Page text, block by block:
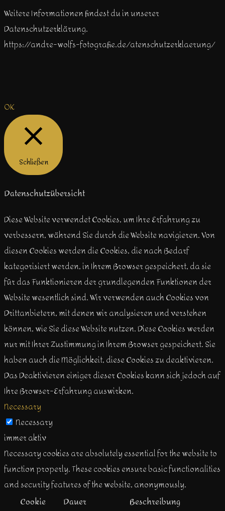
Weitere Informationen findest du in unserer
Datenschutzerklärung.
https://andre-wolfs-fotografie.de/atenschutzerklaerung/
OK
Schließen
Datenschutzübersicht
Diese Website verwendet Cookies, um Ihre Erfahrung zu
verbessern, während Sie durch die Website navigieren. Von
diesen Cookies werden die Cookies, die nach Bedarf
kategorisiert werden, in Ihrem Browser gespeichert, da sie
für das Funktionieren der grundlegenden Funktionen der
Website wesentlich sind. Wir verwenden auch Cookies von
Drittanbietern, mit denen wir analysieren und verstehen
können, wie Sie diese Website nutzen. Diese Cookies werden
nur mit Ihrer Zustimmung in Ihrem Browser gespeichert. Sie
haben auch die Möglichkeit, diese Cookies zu deaktivieren.
Das Deaktivieren einiger dieser Cookies kann sich jedoch auf
Ihre Browser-Erfahrung auswirken.
Necessary
Necessary
immer aktiv
Necessary cookies are absolutely essential for the website to
function properly. These cookies ensure basic functionalities
and security features of the website, anonymously.
Cookie
Dauer
Beschreibung